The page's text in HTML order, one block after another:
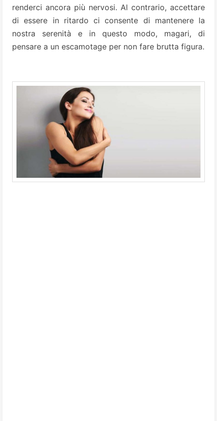
renderci ancora più nervosi. Al contrario, accettare
di essere in ritardo ci consente di mantenere la
nostra serenità e in questo modo, magari, di
pensare a un escamotage per non fare brutta figura.